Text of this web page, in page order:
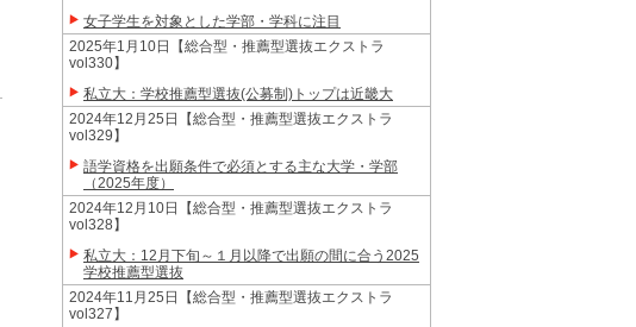
女子学生を対象とした学部・学科に注目
2025年1月10日【総合型・推薦型選抜エクストラ
vol330】
私立大：学校推薦型選抜(公募制)トップは近畿大
2024年12月25日【総合型・推薦型選抜エクストラ
vol329】
語学資格を出願条件で必須とする主な大学・学部
（2025年度）
2024年12月10日【総合型・推薦型選抜エクストラ
vol328】
私立大：12月下旬～１月以降で出願の間に合う2025
学校推薦型選抜
2024年11月25日【総合型・推薦型選抜エクストラ
vol327】